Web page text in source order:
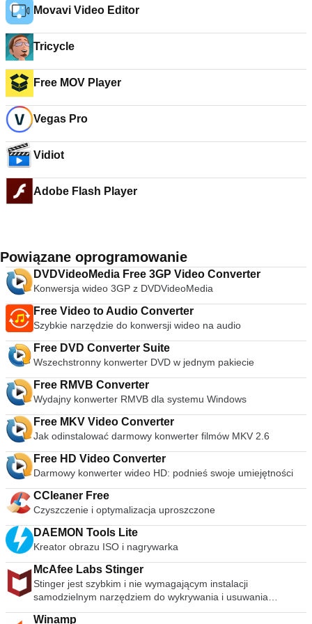
Movavi Video Editor
Tricycle
Free MOV Player
Vegas Pro
Vidiot
Adobe Flash Player
Powiązane oprogramowanie
DVDVideoMedia Free 3GP Video Converter
Konwersja wideo 3GP z DVDVideoMedia
Free Video to Audio Converter
Szybkie narzędzie do konwersji wideo na audio
Free DVD Converter Suite
Wszechstronny konwerter DVD w jednym pakiecie
Free RMVB Converter
Wydajny konwerter RMVB dla systemu Windows
Free MKV Video Converter
Jak odinstalować darmowy konwerter filmów MKV 2.6
Free HD Video Converter
Darmowy konwerter wideo HD: podnieś swoje umiejętności
CCleaner Free
Czyszczenie i optymalizacja uproszczone
DAEMON Tools Lite
Kreator obrazu ISO i nagrywarka
McAfee Labs Stinger
Stinger jest szybkim i nie wymagającym instalacji
samodzielnym narzędziem do wykrywania i usuwania
powszechnego złośliwego oprogramowania i zagrożeń,
Winamp